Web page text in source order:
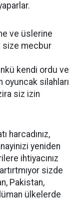
ve üslerine
size mecbur
kendi ordu ve
oyuncak silahları
siz izin
harcadınız,
yeniden
ihtiyacınız
sizde
Pakistan,
ülkelerde